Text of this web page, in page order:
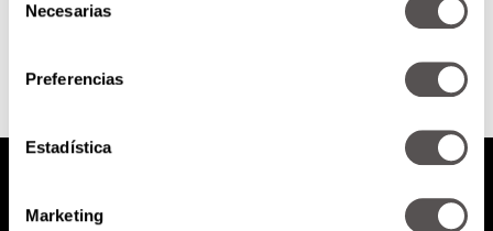
Necesarias
Preferencias
Estadística
Marketing